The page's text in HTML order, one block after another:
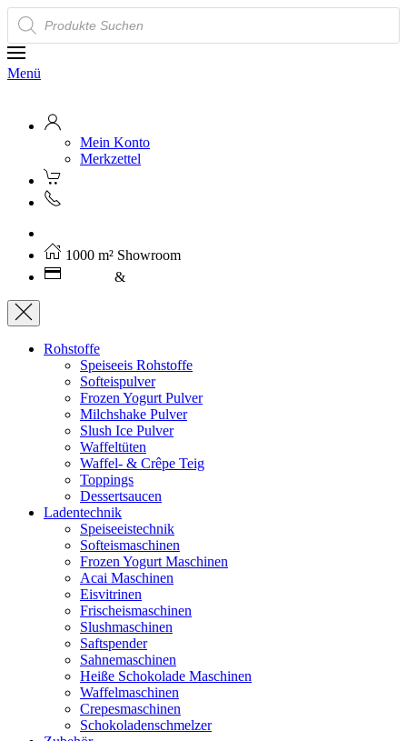
Products
search
Menü
Mein Konto
Merkzettel
1000 m² Showroom
&
Rohstoffe
Speiseeis Rohstoffe
Softeispulver
Frozen Yogurt Pulver
Milchshake Pulver
Slush Ice Pulver
Waffeltüten
Waffel- & Crêpe Teig
Toppings
Dessertsaucen
Ladentechnik
Speiseeistechnik
Softeismaschinen
Frozen Yogurt Maschinen
Acai Maschinen
Eisvitrinen
Frischeismaschinen
Slushmaschinen
Saftspender
Sahnemaschinen
Heiße Schokolade Maschinen
Waffelmaschinen
Crepesmaschinen
Schokoladenschmelzer